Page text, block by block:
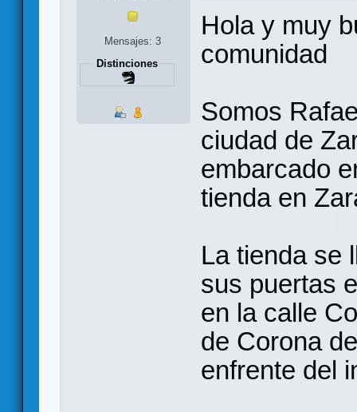
Mensajes: 3
Distinciones
Hola y muy
comunidad
Somos
ciudad de
embarcado
tienda en
La tienda se
sus puertas
en la calle
de Corona
enfrente del